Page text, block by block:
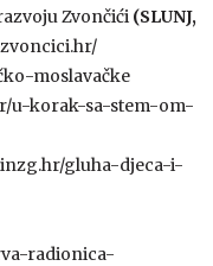
Zvončići (SLUNJ,
moslavačke
u-korak-sa-stem-om-
gluha-djeca-i-
radionica-